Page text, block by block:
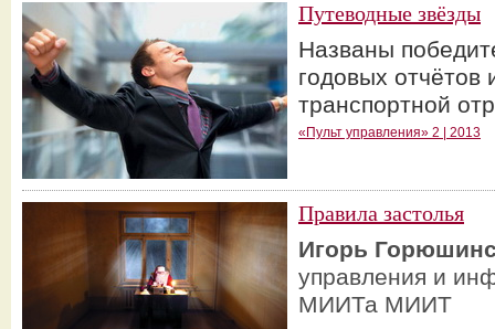
Путеводные звёзды
Названы
годовых отчётов
транспортной
«Пульт управления» 2 | 2013
Правила застолья
Игорь
управления и
МИИТа МИИТ